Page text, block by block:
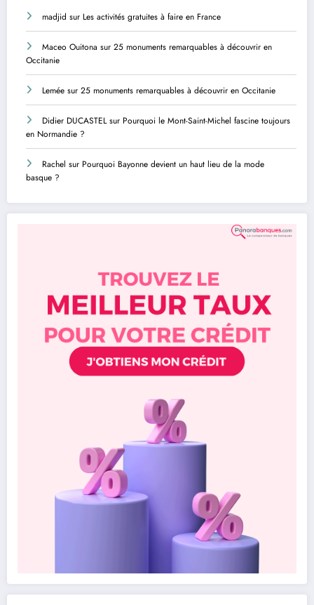
madjid sur Les activités gratuites à faire en France
Maceo Ouitona sur 25 monuments remarquables à découvrir en
Occitanie
Lemée sur 25 monuments remarquables à découvrir en Occitanie
Didier DUCASTELsur Pourquoi le Mont-Saint-Michel fascine toujours
en Normandie ?
Rachel sur Pourquoi Bayonne devient un haut lieu de la mode
basque ?